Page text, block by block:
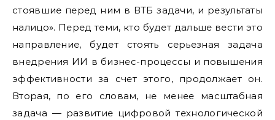
стоявшие перед ним в ВТБ задачи, и результаты
налицо». Перед теми, кто будет дальше вести это
направление, будет стоять серьезная задача
внедрения ИИ в бизнес-процессы и повышения
эффективности за счет этого, продолжает он.
Вторая, по его словам, не менее масштабная
задача — развитие цифровой технологической